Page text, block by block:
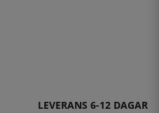
LEVERANS 6-12 DAGAR